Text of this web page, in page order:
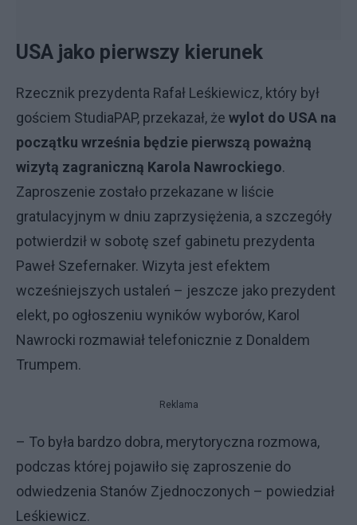
USA jako pierwszy kierunek
Rzecznik prezydenta Rafał Leśkiewicz, który był
gościem StudiaPAP, przekazał, że wylot do USA na
początku września będzie pierwszą poważną
wizytą zagraniczną Karola Nawrockiego.
Zaproszenie zostało przekazane w liście
gratulacyjnym w dniu zaprzysiężenia, a szczegóły
potwierdził w sobotę szef gabinetu prezydenta
Paweł Szefernaker. Wizyta jest efektem
wcześniejszych ustaleń – jeszcze jako prezydent
elekt, po ogłoszeniu wyników wyborów, Karol
Nawrocki rozmawiał telefonicznie z Donaldem
Trumpem.
Reklama
– To była bardzo dobra, merytoryczna rozmowa,
podczas której pojawiło się zaproszenie do
odwiedzenia Stanów Zjednoczonych – powiedział
Leśkiewicz.